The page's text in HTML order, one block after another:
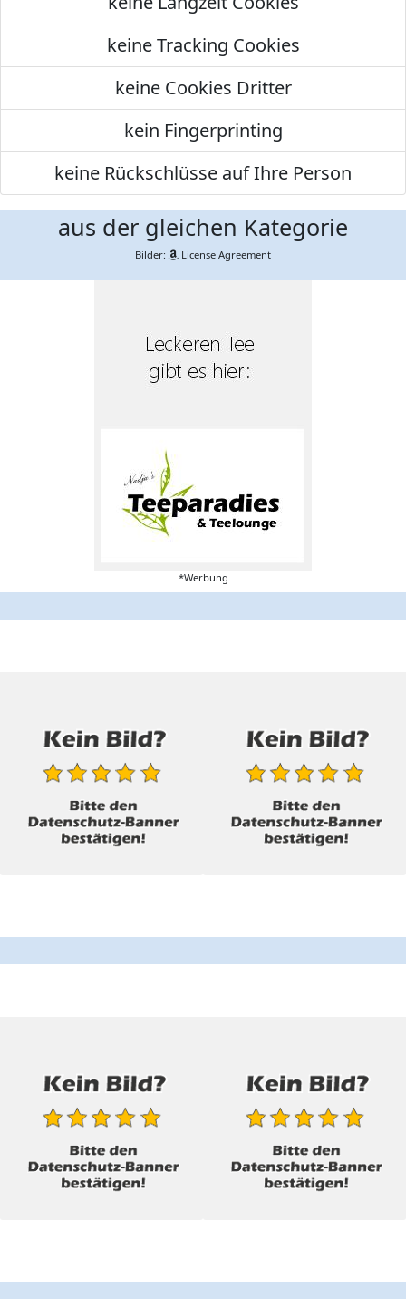
keine Tracking Cookies
keine Cookies Dritter
kein Fingerprinting
keine Rückschlüsse auf Ihre Person
aus der gleichen Kategorie
Bilder: License Agreement
*Werbung